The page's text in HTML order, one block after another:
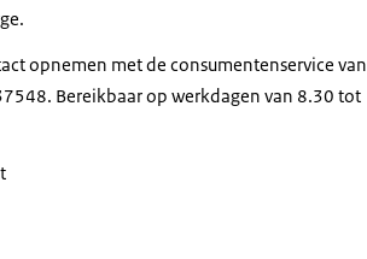
opnemen met de consumentenservice van
Bereikbaar op werkdagen van 8.30 tot